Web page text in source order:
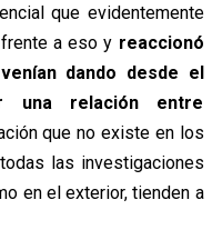
que evidentemente
a eso y reaccionó
dando desde el
una relación entre
que no existe en los
las investigaciones
en el exterior, tienden a